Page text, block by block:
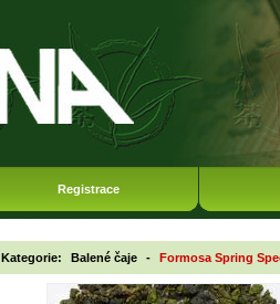
Registrace
Kategorie: Balené čaje - Formosa Spring